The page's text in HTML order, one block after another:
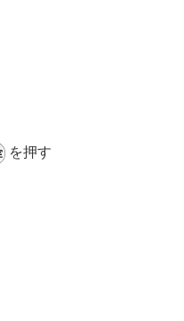
を押す